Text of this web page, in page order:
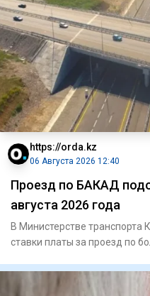
https://orda.kz
06 Августа 2026 12:40
Проезд по БАКАД
августа 2026 года
В Министерстве транспорта
ставки платы за проезд по